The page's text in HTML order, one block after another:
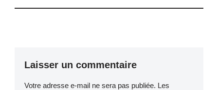
Laisser un commentaire
Votre adresse e-mail ne sera pas publiée. Les